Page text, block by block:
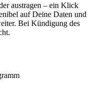
austragen – ein Klick
auf Deine Daten und
Bei Kündigung des